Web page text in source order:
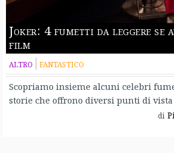
Joker: 4 fumetti da leggere se
film
ALTRO FANTASTICO
Scopriamo insieme alcuni celebri
storie che offrono diversi punti di
di